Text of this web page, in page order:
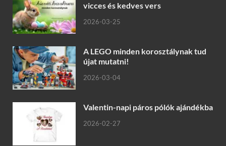
vicces és kedves vers
2026-03-25
A LEGO minden korosztálynak tud
újat mutatni!
2026-03-04
Valentin-napi páros pólók ajándékba
2026-02-27